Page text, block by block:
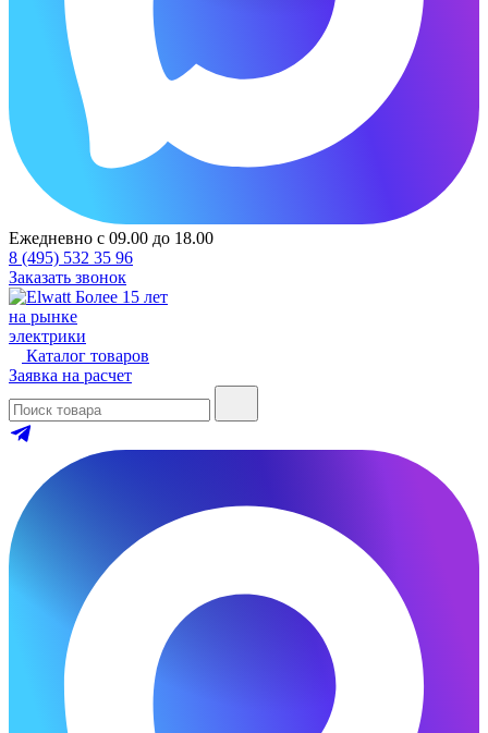
Ежедневно с 09.00 до 18.00
8 (495) 532 35 96
Заказать звонок
Более 15 лет
на рынке
электрики
Каталог товаров
Заявка на расчет